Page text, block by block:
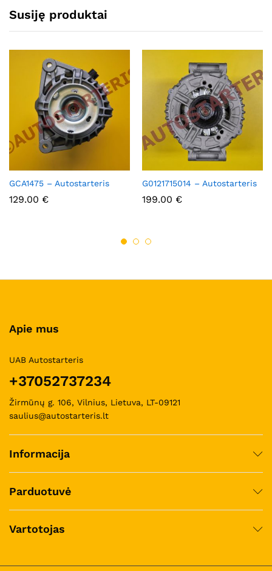
Susiję produktai
GCA1475 – Autostarteris
129.00 €
G0121715014 – Autostarteris
199.00 €
Apie mus
UAB Autostarteris
+37052737234
Žirmūnų g. 106, Vilnius, Lietuva, LT-09121
saulius@autostarteris.lt
Informacija
Parduotuvė
Vartotojas